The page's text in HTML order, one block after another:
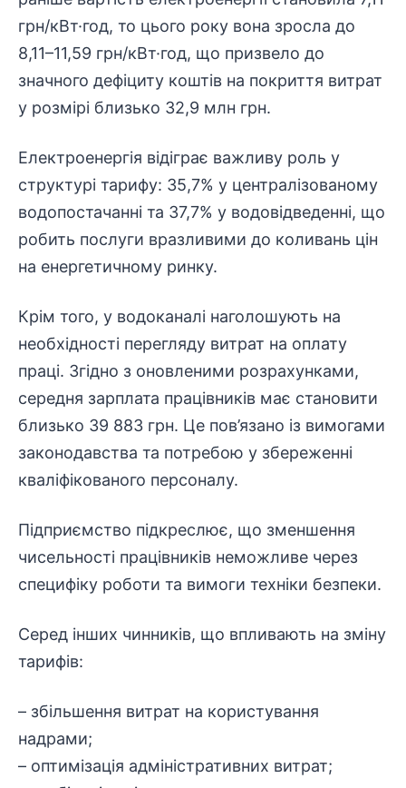
грн/кВт·год, то цього року вона зросла до
8,11–11,59 грн/кВт·год, що призвело до
значного дефіциту коштів на покриття витрат
у розмірі близько 32,9 млн грн.
Електроенергія відіграє важливу роль у
структурі тарифу: 35,7% у централізованому
водопостачанні та 37,7% у водовідведенні, що
робить послуги вразливими до коливань цін
на енергетичному ринку.
Крім того, у водоканалі наголошують на
необхідності перегляду витрат на оплату
праці. Згідно з оновленими розрахунками,
середня зарплата працівників має становити
близько 39 883 грн. Це пов’язано із вимогами
законодавства та потребою у збереженні
кваліфікованого персоналу.
Підприємство підкреслює, що зменшення
чисельності працівників неможливе через
специфіку роботи та вимоги техніки безпеки.
Серед інших чинників, що впливають на зміну
тарифів:
– збільшення витрат на користування
надрами;
– оптимізація адміністративних витрат;